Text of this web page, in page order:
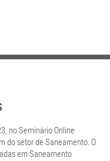
no Seminário Online
do setor de Saneamento. O
em Saneamento